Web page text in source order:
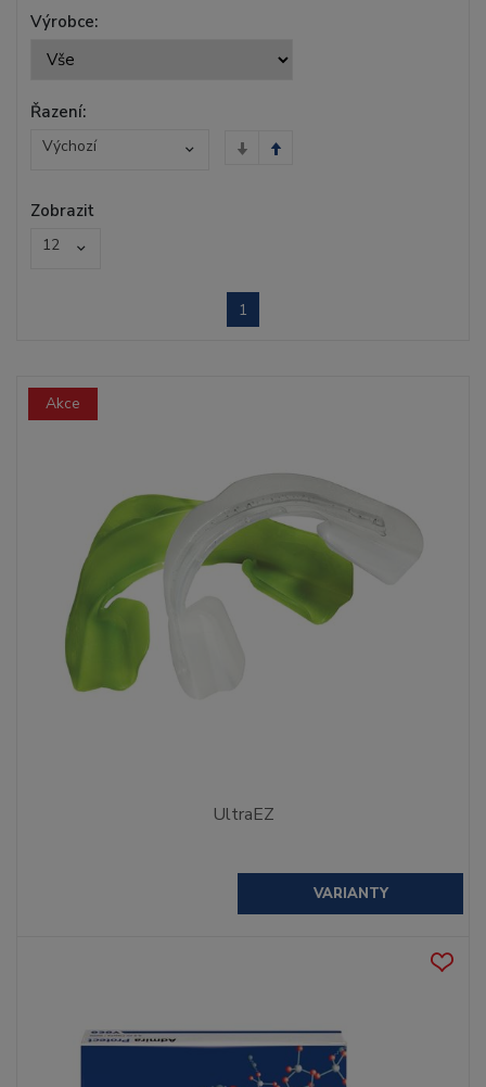
Výrobce:
Řazení:
Výchozí
Zobrazit
12
1
Akce
UltraEZ
VARIANTY